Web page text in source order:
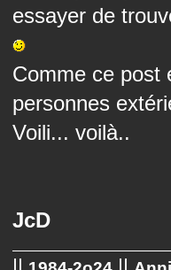
essayer de
Comme ce post
personnes
Voili... voilà..
JcD